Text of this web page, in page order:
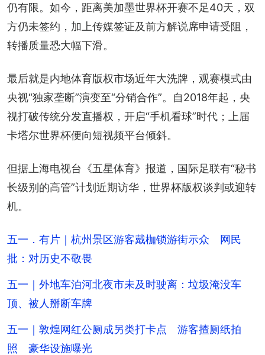
仍有限。如今，距离美加墨世界杯开赛不足40天，双
方仍未签约，加上传媒签证及前方解说席申请受阻，
转播质量恐大幅下滑。
最后就是内地体育版权市场近年大洗牌，观赛模式由
央视“独家垄断”演变至“分销合作”。自2018年起，央
视打破传统分发直播权，开启“手机看球”时代；上届
卡塔尔世界杯便向短视频平台倾斜。
但据上海电视台《五星体育》报道，国际足联有“秘书
长级别的高管”计划近期访华，世界杯版权谈判或迎转
机。
五一．有片｜杭州景区游客戴枷锁游街示众 网民
批：对历史不敬畏
五一｜外地车泊河北夜市未及时驶离：垃圾淹没车
顶、被人掰断车牌
五一｜敦煌网红公厕成另类打卡点 游客揸厕纸拍
照 豪华设施曝光